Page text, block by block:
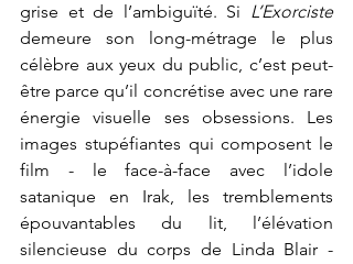
grise et de l’ambiguïté. Si L’Exorciste
demeure son long-métrage le plus
célèbre aux yeux du public, c’est peut-
être parce qu’il concrétise avec une rare
énergie visuelle ses obsessions. Les
images stupéfiantes qui composent le
film - le face-à-face avec l’idole
satanique en Irak, les tremblements
épouvantables du lit, l’élévation
silencieuse du corps de Linda Blair -